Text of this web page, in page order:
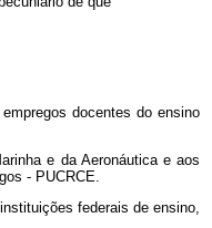
docentes do ensino
e da Aeronáutica e aos
- PUCRCE.
federais de ensino,